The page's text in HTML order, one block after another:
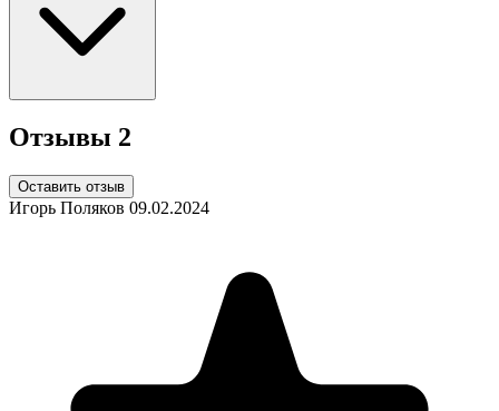
Отзывы 2
Оставить отзыв
Игорь Поляков 09.02.2024